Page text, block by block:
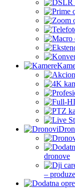
dronove
–